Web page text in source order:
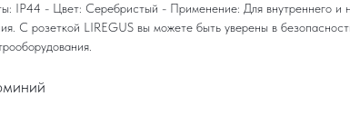
IP44 - Цвет: Серебристый - Применение: Для внутреннего и
С розеткой LIREGUS вы можете быть уверены в